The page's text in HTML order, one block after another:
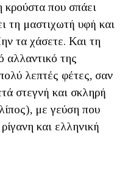
κρούστα που σπάει
τη μαστιχωτή υφή και
τα χάσετε. Και τη
αλλαντικό της
λεπτές φέτες, σαν
στεγνή και σκληρή
με γεύση που
και ελληνική